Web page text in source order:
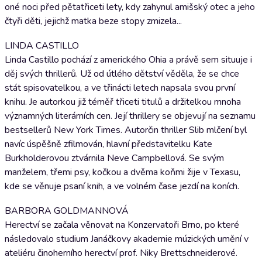
oné noci před pětatřiceti lety, kdy zahynul amišský otec a jeho
čtyři děti, jejichž matka beze stopy zmizela...
LINDA CASTILLO
Linda Castillo pochází z amerického Ohia a právě sem situuje i
děj svých thrillerů. Už od útlého dětství věděla, že se chce
stát spisovatelkou, a ve třinácti letech napsala svou první
knihu. Je autorkou již téměř třiceti titulů a držitelkou mnoha
významných literárních cen. Její thrillery se objevují na seznamu
bestsellerů New York Times. Autorčin thriller Slib mlčení byl
navíc úspěšně zfilmován, hlavní představitelku Kate
Burkholderovou ztvárnila Neve Campbellová. Se svým
manželem, třemi psy, kočkou a dvěma koňmi žije v Texasu,
kde se věnuje psaní knih, a ve volném čase jezdí na koních.
BARBORA GOLDMANNOVÁ
Herectví se začala věnovat na Konzervatoři Brno, po které
následovalo studium Janáčkovy akademie múzických umění v
ateliéru činoherního herectví prof. Niky Brettschneiderové.